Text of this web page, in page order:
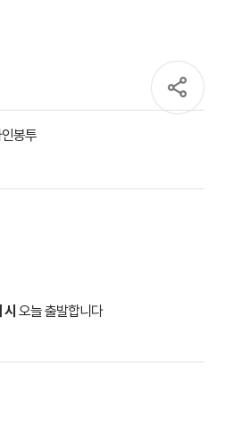
봉투
오늘 출발합니다